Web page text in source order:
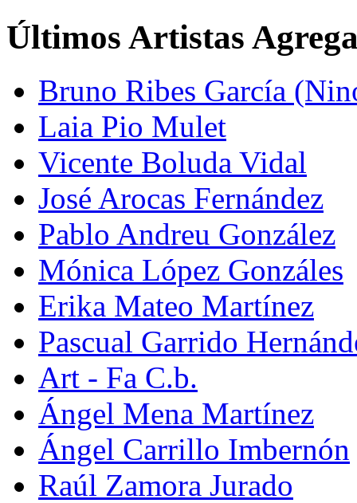
Últimos Artistas
Bruno Ribes García
Laia Pio Mulet
Vicente Boluda Vidal
José Arocas Fernández
Pablo Andreu González
Mónica López Gonzáles
Erika Mateo Martínez
Pascual Garrido
Art - Fa C.b.
Ángel Mena Martínez
Ángel Carrillo Imbernón
Raúl Zamora Jurado